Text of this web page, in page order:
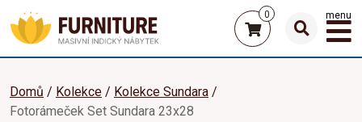
0 menu
Domů Kolekce
Kolekce Sundara
Fotorámeček Set Sundara 23x28